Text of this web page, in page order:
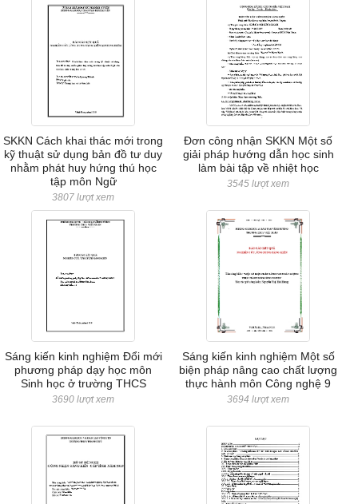
SKKN Cách khai thác mới trong
kỹ thuật sử dụng bản đồ tư duy
nhằm phát huy hứng thú học
tập môn Ngữ
3807 lượt xem
Đơn công nhận SKKN Một số
giải pháp hướng dẫn học sinh
làm bài tập về nhiệt học
3545 lượt xem
Sáng kiến kinh nghiệm Đổi mới
phương pháp dạy học môn
Sinh học ở trường THCS
3690 lượt xem
Sáng kiến kinh nghiệm Một số
biện pháp nâng cao chất lượng
thực hành môn Công nghệ 9
3694 lượt xem